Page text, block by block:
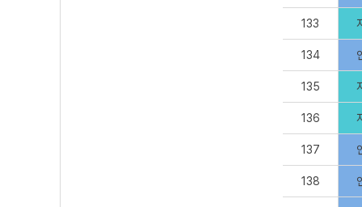
133
134
135
136
137
138